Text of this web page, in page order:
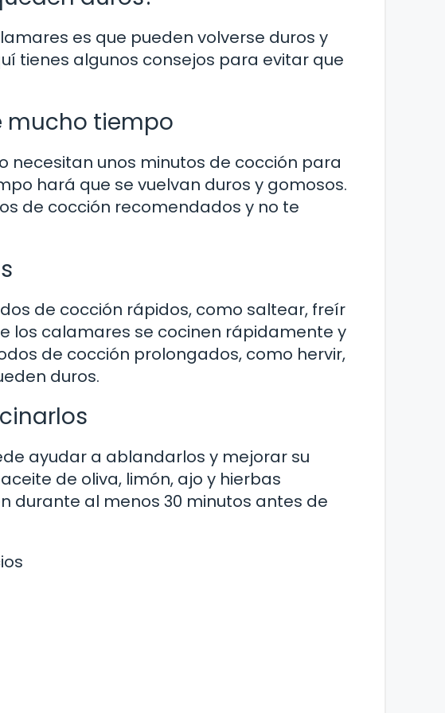
es que pueden volverse duros y
tienes algunos consejos para evitar que
mucho tiempo
necesitan unos minutos de cocción para
hará que se vuelvan duros y gomosos.
de cocción recomendados y no te
de cocción rápidos, como saltear, freír
los calamares se cocinen rápidamente y
de cocción prolongados, como hervir,
duros.
ayudar a ablandarlos y mejorar su
de oliva, limón, ajo y hierbas
durante al menos 30 minutos antes de